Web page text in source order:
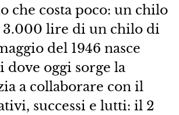
che costa poco: un chilo
3.000 lire di un chilo di
del 1946 nasce
oggi sorge la
a collaborare con il
successi e lutti: il 2